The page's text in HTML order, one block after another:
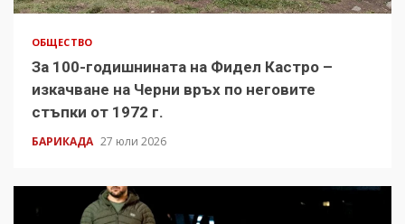
ОБЩЕСТВО
За 100-годишнината на Фидел Кастро –
изкачване на Черни връх по неговите
стъпки от 1972 г.
БАРИКАДА 27 юли 2026